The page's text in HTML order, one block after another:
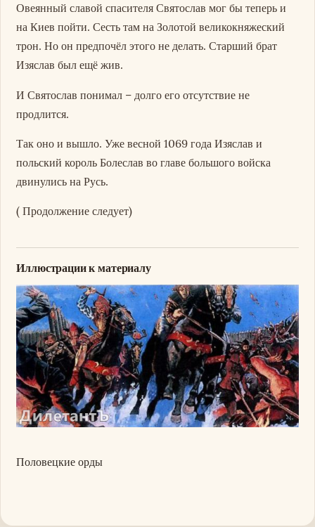
Овеянный славой спасителя Святослав мог бы теперь и
на Киев пойти. Сесть там на Золотой великокняжеский
трон. Но он предпочёл этого не делать. Старший брат
Изяслав был ещё жив.
И Святослав понимал – долго его отсутствие не
продлится.
Так оно и вышло. Уже весной 1069 года Изяслав и
польский король Болеслав во главе большого войска
двинулись на Русь.
( Продолжение следует)
Иллюстрации к материалу
Изображение
Половецкие орды